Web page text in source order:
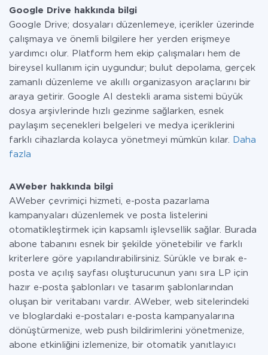
Google Drive hakkında bilgi
Google Drive; dosyaları düzenlemeye, içerikler üzerinde
çalışmaya ve önemli bilgilere her yerden erişmeye
yardımcı olur. Platform hem ekip çalışmaları hem de
bireysel kullanım için uygundur; bulut depolama, gerçek
zamanlı düzenleme ve akıllı organizasyon araçlarını bir
araya getirir. Google AI destekli arama sistemi büyük
dosya arşivlerinde hızlı gezinme sağlarken, esnek
paylaşım seçenekleri belgeleri ve medya içeriklerini
farklı cihazlarda kolayca yönetmeyi mümkün kılar.
Daha
fazla
AWeber hakkında bilgi
AWeber çevrimiçi hizmeti, e-posta pazarlama
kampanyaları düzenlemek ve posta listelerini
otomatikleştirmek için kapsamlı işlevsellik sağlar. Burada
abone tabanını esnek bir şekilde yönetebilir ve farklı
kriterlere göre yapılandırabilirsiniz. Sürükle ve bırak e-
posta ve açılış sayfası oluşturucunun yanı sıra LP için
hazır e-posta şablonları ve tasarım şablonlarından
oluşan bir veritabanı vardır. AWeber, web sitelerindeki
ve bloglardaki e-postaları e-posta kampanyalarına
dönüştürmenize, web push bildirimlerini yönetmenize,
abone etkinliğini izlemenize, bir otomatik yanıtlayıcı